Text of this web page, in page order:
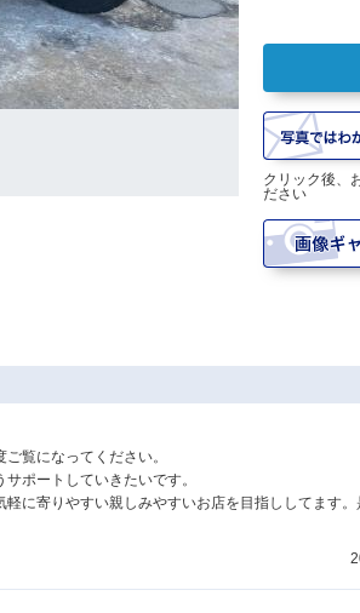
クリック後、
ださい
覧になってください。
ポートしていきたいです。
に寄りやすい親しみやすいお店を目指ししてます